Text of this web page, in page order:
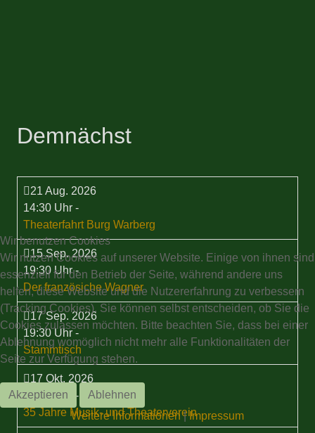
Demnächst
21 Aug. 2026
14:30 Uhr -
Theaterfahrt Burg Warberg
15 Sep. 2026
19:30 Uhr-
Der französiche Wagner
17 Sep. 2026
19:30 Uhr-
Stammtisch
17 Okt. 2026
15:00 Uhr
-
35 Jahre Musik- und Theaterverein
Wir benutzen Cookies
Wir nutzen Cookies auf unserer Website. Einige von ihnen sind
essenziell für den Betrieb der Seite, während andere uns
helfen, diese Website und die Nutzererfahrung zu verbessern
(Tracking Cookies). Sie können selbst entscheiden, ob Sie die
Cookies zulassen möchten. Bitte beachten Sie, dass bei einer
Ablehnung womöglich nicht mehr alle Funktionalitäten der
Seite zur Verfügung stehen.
Akzeptieren
Ablehnen
Weitere Informationen|Impressum